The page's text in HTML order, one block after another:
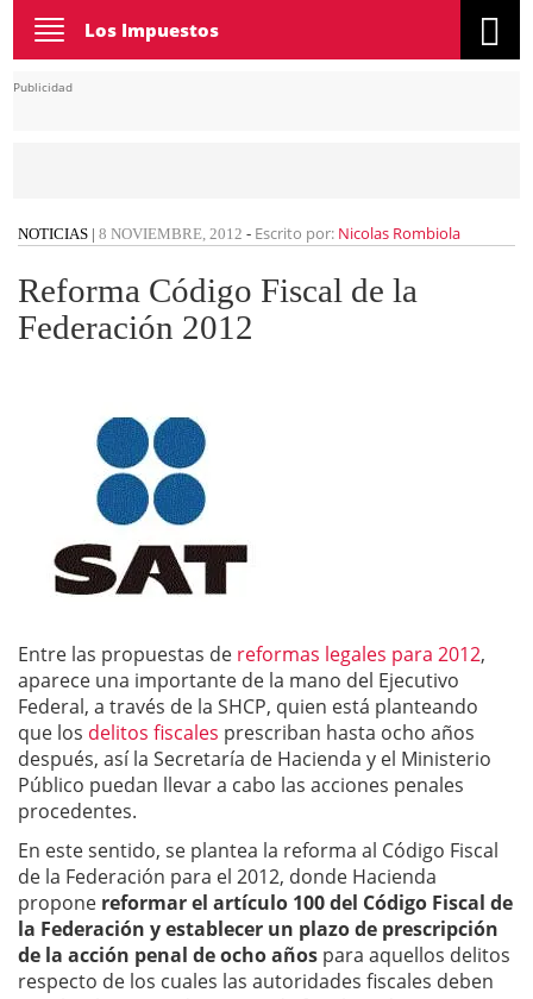
Toggle
navigation
Los Impuestos
Publicidad
NOTICIAS | 8 NOVIEMBRE, 2012 - Escrito por: Nicolas Rombiola
Reforma Código Fiscal de la
Federación 2012
Entre las propuestas de reformas legales para 2012,
aparece una importante de la mano del Ejecutivo
Federal, a través de la SHCP, quien está planteando
que los delitos fiscales prescriban hasta ocho años
después, así la Secretaría de Hacienda y el Ministerio
Público puedan llevar a cabo las acciones penales
procedentes.
En este sentido, se plantea la reforma al Código Fiscal
de la Federación para el 2012, donde Hacienda
propone reformar el artículo 100 del Código Fiscal de
la Federación y establecer un plazo de prescripción
de la acción penal de ocho años para aquellos delitos
respecto de los cuales las autoridades fiscales deben